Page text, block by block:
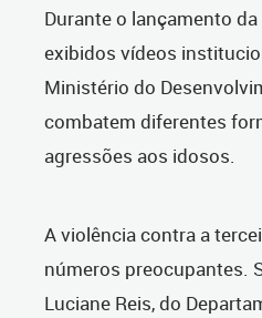
Durante o lançamento
exibidos vídeos
Ministério do
combatem diferentes
agressões aos idosos.
A violência contra a
números preocupantes.
Luciane Reis, do